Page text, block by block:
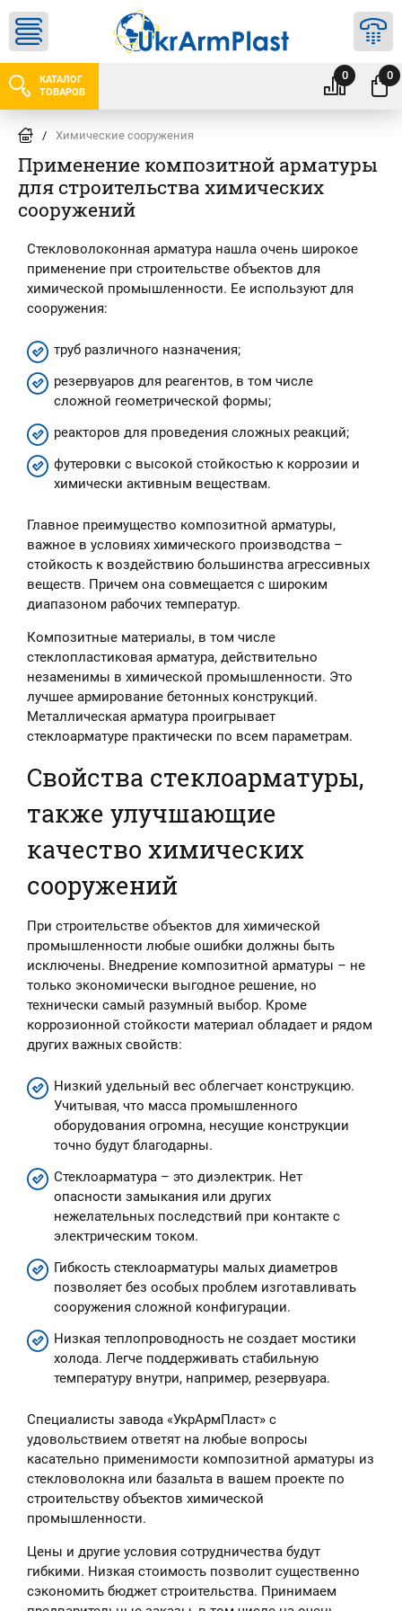
КАТАЛОГ
ТОВАРОВ
0 0
/ Химические сооружения
Применение композитной арматуры
для строительства химических
сооружений
Стекловолоконная арматура нашла очень широкое
применение при строительстве объектов для
химической промышленности. Ее используют для
сооружения:
труб различного назначения;
резервуаров для реагентов, в том числе
сложной геометрической формы;
реакторов для проведения сложных реакций;
футеровки с высокой стойкостью к коррозии и
химически активным веществам.
Главное преимущество композитной арматуры,
важное в условиях химического производства –
стойкость к воздействию большинства агрессивных
веществ. Причем она совмещается с широким
диапазоном рабочих температур.
Композитные материалы, в том числе
стеклопластиковая арматура, действительно
незаменимы в химической промышленности. Это
лучшее армирование бетонных конструкций.
Металлическая арматура проигрывает
стеклоарматуре практически по всем параметрам.
Свойства стеклоарматуры,
также улучшающие
качество химических
сооружений
При строительстве объектов для химической
промышленности любые ошибки должны быть
исключены. Внедрение композитной арматуры – не
только экономически выгодное решение, но
технически самый разумный выбор. Кроме
коррозионной стойкости материал обладает и рядом
других важных свойств:
Низкий удельный вес облегчает конструкцию.
Учитывая, что масса промышленного
оборудования огромна, несущие конструкции
точно будут благодарны.
Стеклоарматура – это диэлектрик. Нет
опасности замыкания или других
нежелательных последствий при контакте с
электрическим током.
Гибкость стеклоарматуры малых диаметров
позволяет без особых проблем изготавливать
сооружения сложной конфигурации.
Низкая теплопроводность не создает мостики
холода. Легче поддерживать стабильную
температуру внутри, например, резервуара.
Специалисты завода «УкрАрмПласт» с
удовольствием ответят на любые вопросы
касательно применимости композитной арматуры из
стекловолокна или базальта в вашем проекте по
строительству объектов химической
промышленности.
Цены и другие условия сотрудничества будут
гибкими. Низкая стоимость позволит существенно
сэкономить бюджет строительства. Принимаем